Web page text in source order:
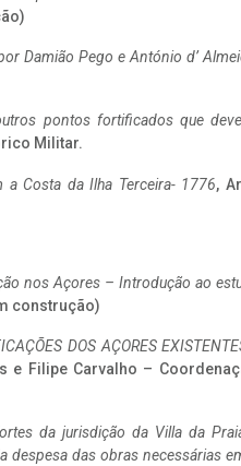
Damião Pego e António d’
pontos fortificados que
Militar.
a Costa da Ilha Terceira- 1776,
nos Açores – Introdução ao
construção)
DOS AÇORES
e Filipe Carvalho –
da jurisdição da Villa da
despesa das obras necessárias